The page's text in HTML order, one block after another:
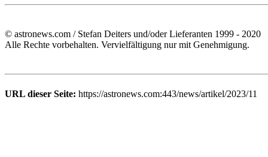
© astronews.com / Stefan Deiters und/oder Lieferanten 1999 - 2020
Alle Rechte vorbehalten. Vervielfältigung nur mit Genehmigung.
URL dieser Seite: https://astronews.com:443/news/artikel/2023/11